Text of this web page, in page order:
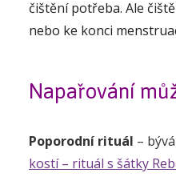
čištění potřeba. Ale
nebo ke konci
Napařování
Poporodní rituál –
kostí – rituál s šátky